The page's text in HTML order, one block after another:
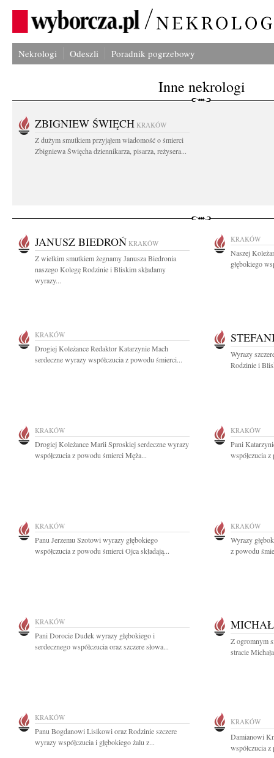
Nekrologi Odeszli Poradnik pogrzebowy
Inne nekrologi
ZBIGNIEW ŚWIĘCH KRAKÓW
Z dużym smutkiem przyjąłem wiadomość o śmierci
Zbigniewa Święcha dziennikarza, pisarza, reżysera...
JANUSZ BIEDROŃ KRAKÓW
Z wielkim smutkiem żegnamy Janusza Biedronia
naszego Kolegę Rodzinie i Bliskim składamy
wyrazy...
KRAKÓW
Naszej
głębokiego
KRAKÓW
Drogiej Koleżance Redaktor Katarzynie Mach
serdeczne wyrazy współczucia z powodu śmierci...
Wyrazy
Rodzinie i
KRAKÓW
Drogiej Koleżance Marii Sproskiej serdeczne wyrazy
współczucia z powodu śmierci Męża...
KRAKÓW
Pani
współczucia
KRAKÓW
Panu Jerzemu Szotowi wyrazy głębokiego
współczucia z powodu śmierci Ojca składają...
KRAKÓW
Wyrazy
z powodu
KRAKÓW
Pani Dorocie Dudek wyrazy głębokiego i
serdecznego współczucia oraz szczere słowa...
Z ogromnym
stracie
KRAKÓW
Panu Bogdanowi Lisikowi oraz Rodzinie szczere
wyrazy współczucia i głębokiego żalu z...
KRAKÓW
Damianowi
współczucia